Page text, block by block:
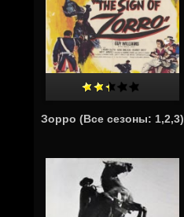
Зорро (Все сезоны: 1,2,3)